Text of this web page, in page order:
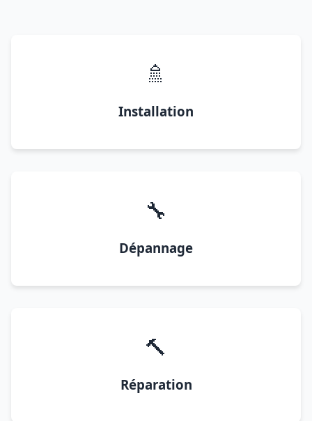
🚿
Installation
🔧
Dépannage
🔨
Réparation